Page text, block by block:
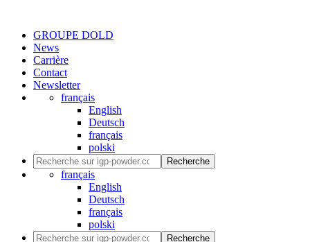
GROUPE DOLD
News
Carrière
Contact
Newsletter
français
English
Deutsch
français
polski
Recherche
français
English
Deutsch
français
polski
Recherche